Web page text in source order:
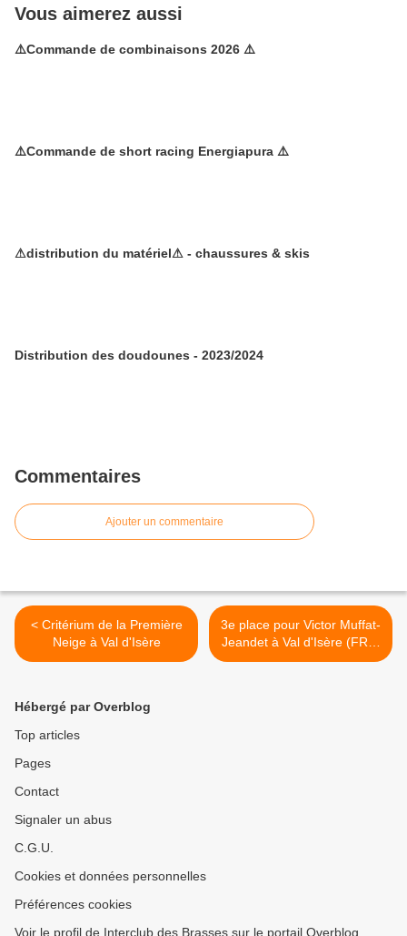
Vous aimerez aussi
⚠️Commande de combinaisons 2026 ⚠️
⚠️Commande de short racing Energiapura ⚠️
⚠distribution du matériel⚠ - chaussures & skis
Distribution des doudounes - 2023/2024
Commentaires
Ajouter un commentaire
< Critérium de la Première
Neige à Val d'Isère
3e place pour Victor Muffat-
Jeandet à Val d'Isère (FRA)
>
Hébergé par Overblog
Top articles
Pages
Contact
Signaler un abus
C.G.U.
Cookies et données personnelles
Préférences cookies
Voir le profil de Interclub des Brasses sur le portail Overblog